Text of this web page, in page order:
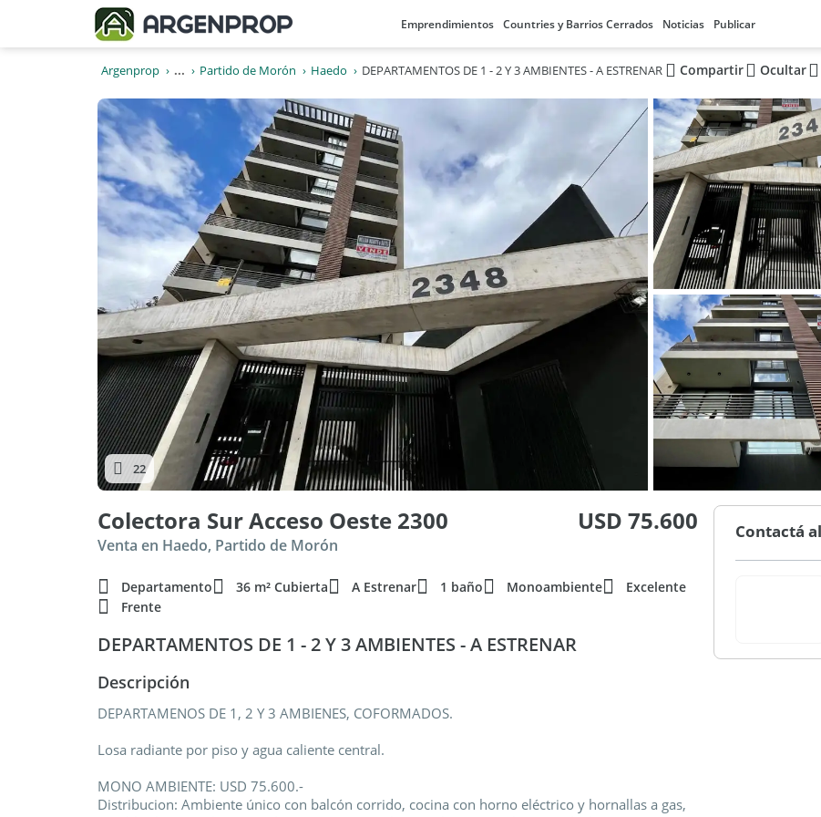
Emprendimientos Countries y Barrios Cerrados Noticias Publicar
Argenprop ... Partido de Morón Haedo DEPARTAMENTOS DE 1 - 2 Y 3 AMBIENTES - A ESTRENAR Compartir Ocultar
22
Colectora Sur Acceso Oeste 2300 USD 75.600
Venta en Haedo, Partido de Morón
Departamento 36 m² Cubierta A Estrenar 1 baño Monoambiente
Excelente
Frente
DEPARTAMENTOS DE 1 - 2 Y 3 AMBIENTES - A ESTRENAR
Descripción
DEPARTAMENOS DE 1, 2 Y 3 AMBIENES, COFORMADOS.
Losa radiante por piso y agua caliente central.
MONO AMBIENTE: USD 75.600.-
Distribucion: Ambiente único con balcón corrido, cocina con horno eléctrico y hornallas a gas,
Contactá